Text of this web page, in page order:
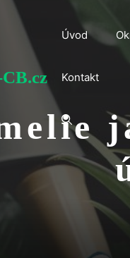
Úvod
Kontakt